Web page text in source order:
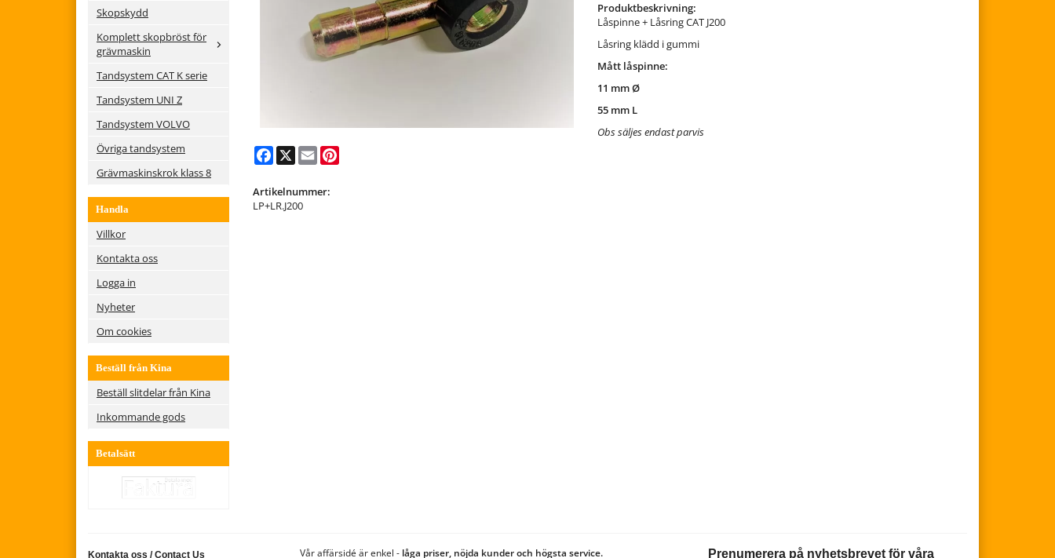
Skopskydd
Komplett skopbröst för
grävmaskin
Tandsystem CAT K serie
Tandsystem UNI Z
Tandsystem VOLVO
Övriga tandsystem
Grävmaskinskrok klass 8
Handla
Villkor
Kontakta oss
Logga in
Nyheter
Om cookies
Beställ från Kina
Beställ slitdelar från Kina
Inkommande gods
Betalsätt
Produktbeskrivning:
Låspinne + Låsring CAT J200
Låsring klädd i gummi
Mått låspinne:
11 mm Ø
55 mm L
Obs säljes endast parvis
Facebook
X Email
Artikelnummer:
LP+LR.J200
Kontakta oss /Contact Us Vår affärsidé är enkel - låga priser, nöjda kunder och högsta service. Prenumerera på nyhetsbrevet för våra